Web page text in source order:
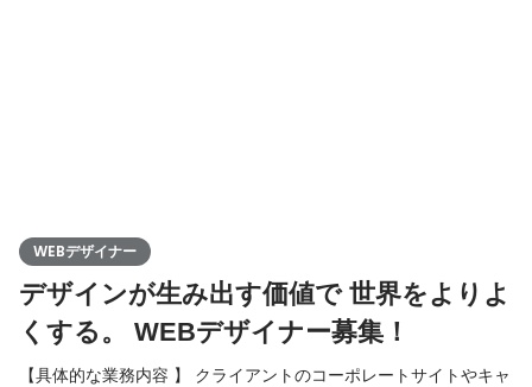
WEBデザイナー
デザインが生み出す価値で 世界をよりよ
くする。 WEBデザイナー募集！
【具体的な業務内容 】 クライアントのコーポレートサイトやキャ